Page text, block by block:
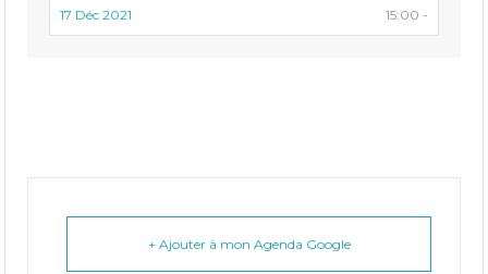
17 Déc 2021 15:00 -
+ Ajouter à mon Agenda Google